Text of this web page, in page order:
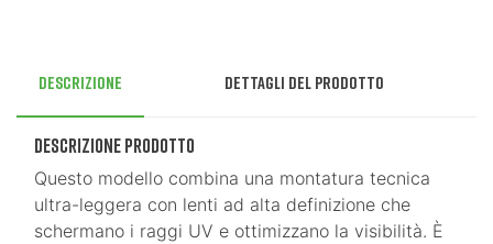
Descrizione Dettagli del prodotto
DESCRIZIONE PRODOTTO
Questo modello combina una montatura tecnica
ultra-leggera con lenti ad alta definizione che
schermano i raggi UV e ottimizzano la visibilità. È